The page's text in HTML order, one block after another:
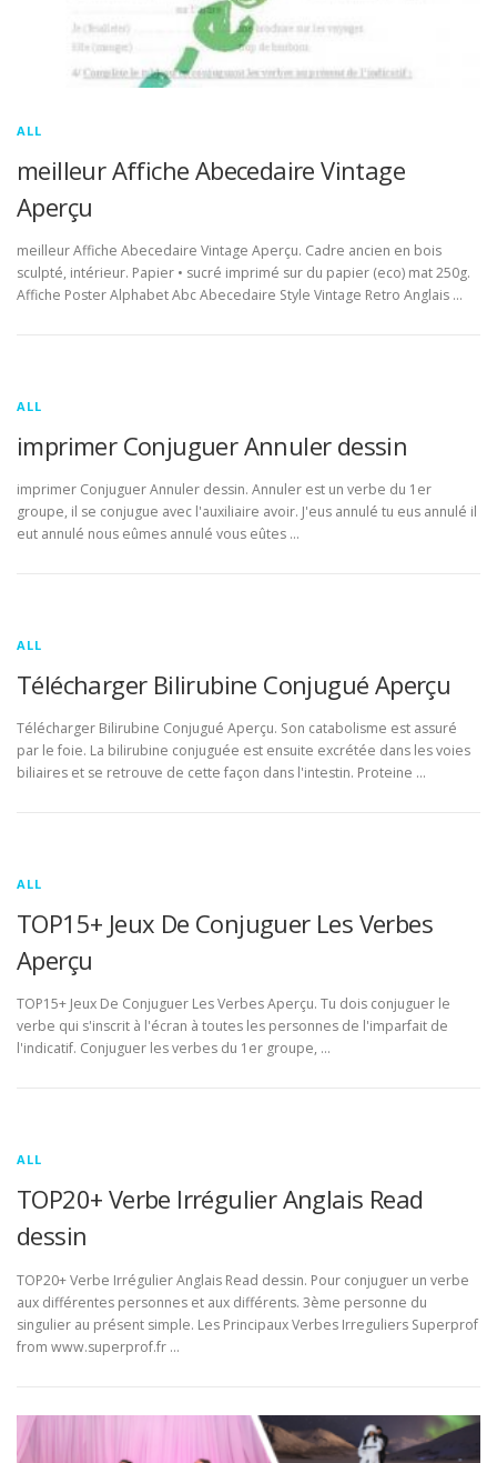
ALL
meilleur Affiche Abecedaire Vintage
Aperçu
meilleur Affiche Abecedaire Vintage Aperçu. Cadre ancien en bois
sculpté, intérieur. Papier • sucré imprimé sur du papier (eco) mat 250g.
Affiche Poster Alphabet Abc Abecedaire Style Vintage Retro Anglais …
ALL
imprimer Conjuguer Annuler dessin
imprimer Conjuguer Annuler dessin. Annuler est un verbe du 1er
groupe, il se conjugue avec l'auxiliaire avoir. J'eus annulé tu eus annulé il
eut annulé nous eûmes annulé vous eûtes …
ALL
Télécharger Bilirubine Conjugué Aperçu
Télécharger Bilirubine Conjugué Aperçu. Son catabolisme est assuré
par le foie. La bilirubine conjuguée est ensuite excrétée dans les voies
biliaires et se retrouve de cette façon dans l'intestin. Proteine …
ALL
TOP15+ Jeux De Conjuguer Les Verbes
Aperçu
TOP15+ Jeux De Conjuguer Les Verbes Aperçu. Tu dois conjuguer le
verbe qui s'inscrit à l'écran à toutes les personnes de l'imparfait de
l'indicatif. Conjuguer les verbes du 1er groupe, …
ALL
TOP20+ Verbe Irrégulier Anglais Read
dessin
TOP20+ Verbe Irrégulier Anglais Read dessin. Pour conjuguer un verbe
aux différentes personnes et aux différents. 3ème personne du
singulier au présent simple. Les Principaux Verbes Irreguliers Superprof
from www.superprof.fr …